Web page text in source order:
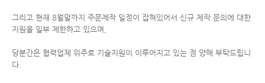
그리고 현재 8월말까지 주문제작 일정이 잡혀있어서 신규 제작 문의에 대한
지원을 일부 제한하고 있으며,
당분간은 협력업체 위주로 기술지원이 이루어지고 있는 점 양해 부탁드립니
다.